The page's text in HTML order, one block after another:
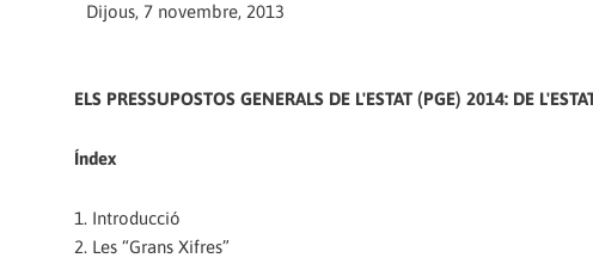
Dijous, 7 novembre, 2013
ELS PRESSUPOSTOS GENERALS DE L'ESTAT (PGE) 2014: DE
Índex
1. Introducció
2. Les “Grans Xifres”